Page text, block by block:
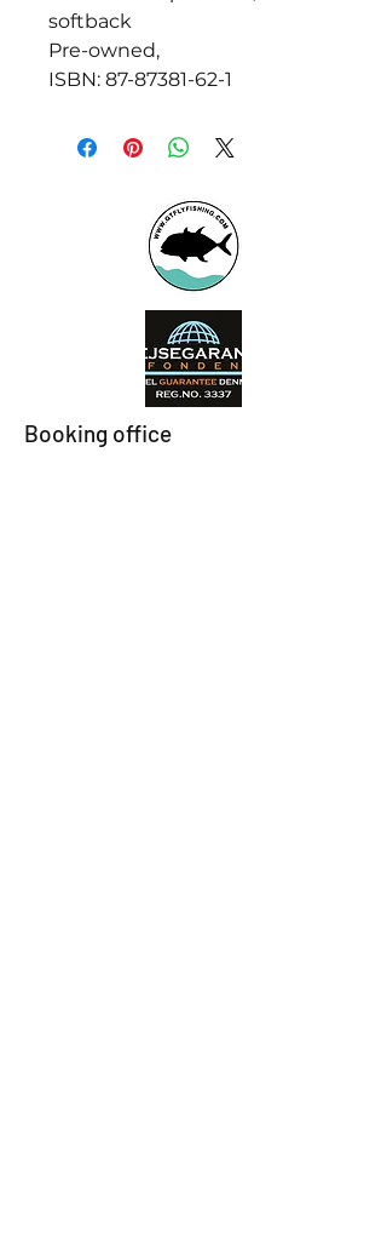
softback
Pre-owned,
ISBN: 87-87381-62-1
Booking office